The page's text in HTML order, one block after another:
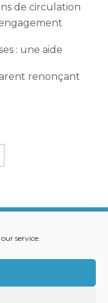
service.
de circulation
: une aide
renonçant